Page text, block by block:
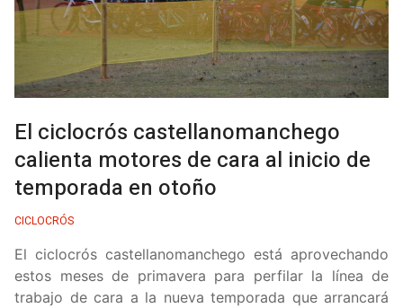
El ciclocrós castellanomanchego
calienta motores de cara al inicio de
temporada en otoño
CICLOCRÓS
El ciclocrós castellanomanchego está aprovechando
estos meses de primavera para perfilar la línea de
trabajo de cara a la nueva temporada que arrancará